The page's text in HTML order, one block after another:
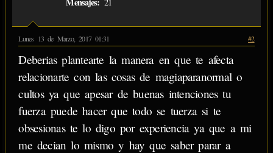
Lunes 13 de Marzo, 2017 01:31 #2
Deberias plantearte la manera en que te afecta
relacionarte con las cosas de magiaparanormal o
cultos ya que apesar de buenas intenciones tu
fuerza puede hacer que todo se tuerza si te
obsesionas te lo digo por experiencia ya que a mi
me decian lo mismo y hay que saber parar a